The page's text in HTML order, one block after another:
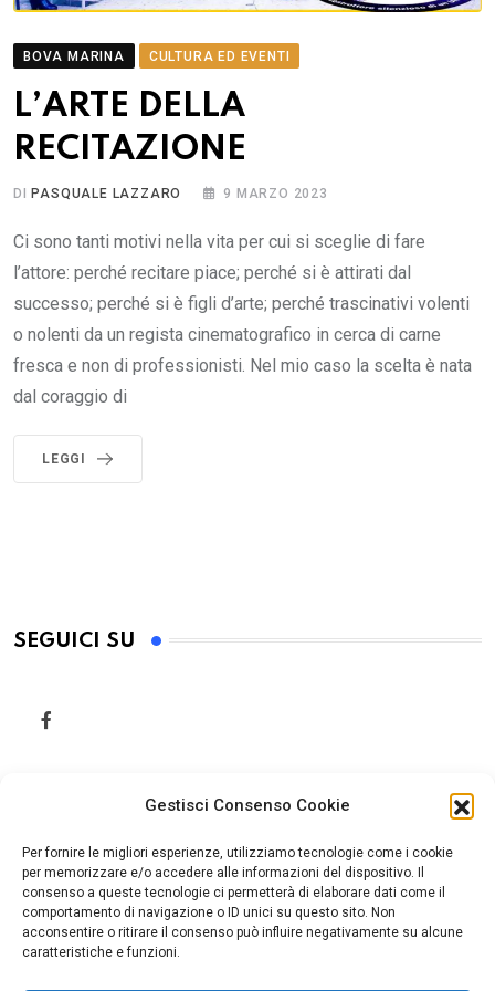
Gestisci Consenso Cookie
Per fornire le migliori esperienze, utilizziamo tecnologie come i cookie
per memorizzare e/o accedere alle informazioni del dispositivo. Il
consenso a queste tecnologie ci permetterà di elaborare dati come il
comportamento di navigazione o ID unici su questo sito. Non
acconsentire o ritirare il consenso può influire negativamente su alcune
caratteristiche e funzioni.
BOVA MARINA CULTURA ED EVENTI
L’ARTE DELLA
RECITAZIONE
DI PASQUALE LAZZARO 9 MARZO 2023
Ci sono tanti motivi nella vita per cui si sceglie di fare
l’attore: perché recitare piace; perché si è attirati dal
successo; perché si è figli d’arte; perché trascinativi volenti
o nolenti da un regista cinematografico in cerca di carne
fresca e non di professionisti. Nel mio caso la scelta è nata
dal coraggio di
LEGGI
SEGUICI SU